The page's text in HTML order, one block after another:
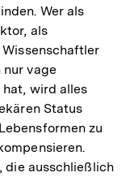
Wer als
als
vage
wird alles
Status
zu
die ausschließlich